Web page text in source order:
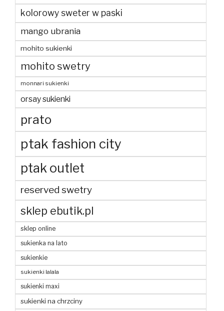
kolorowy sweter w paski
mango ubrania
mohito sukienki
mohito swetry
monnari sukienki
orsay sukienki
prato
ptak fashion city
ptak outlet
reserved swetry
sklep ebutik.pl
sklep online
sukienka na lato
sukienkie
sukienki lalala
sukienki maxi
sukienki na chrzciny